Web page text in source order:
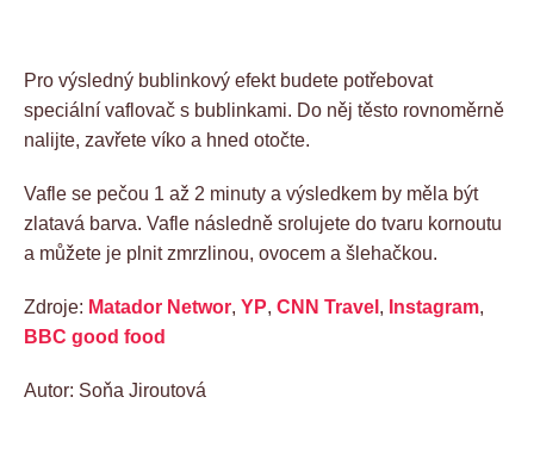
Pro výsledný bublinkový efekt budete potřebovat
speciální vaflovač s bublinkami. Do něj těsto rovnoměrně
nalijte, zavřete víko a hned otočte.
Vafle se pečou 1 až 2 minuty a výsledkem by měla být
zlatavá barva. Vafle následně srolujete do tvaru kornoutu
a můžete je plnit zmrzlinou, ovocem a šlehačkou.
Zdroje: Matador Networ, YP, CNN Travel , Instagram,
BBC good food
Autor: Soňa Jiroutová